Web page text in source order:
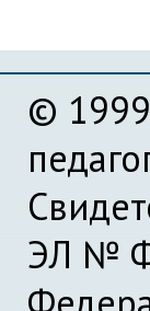
©
ЭЛ №